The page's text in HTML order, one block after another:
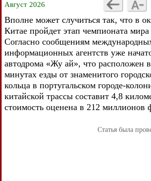
Август 2026
Вполне может случиться так, что в
Китае пройдет этап чемпионата
Согласно сообщениям
информационных агентств уже
автодрома «Жу ай», что расположен
минутах езды от знаменитого
кольца в португальском городе-
китайской трассы составит 4,8
стоимость оценена в 212 миллионов
Статья была